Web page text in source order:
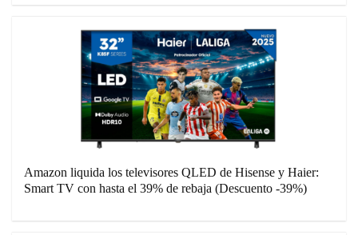
Amazon liquida los televisores QLED de Hisense y Haier:
Smart TV con hasta el 39% de rebaja (Descuento -39%)